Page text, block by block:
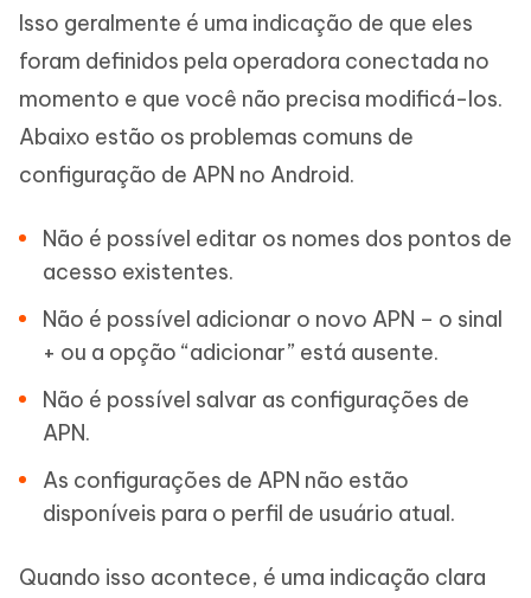
Isso geralmente é uma indicação de que eles
foram definidos pela operadora conectada no
momento e que você não precisa modificá-los.
Abaixo estão os problemas comuns de
configuração de APN no Android.
Não é possível editar os nomes dos pontos de
acesso existentes.
Não é possível adicionar o novo APN – o sinal
+ ou a opção “adicionar” está ausente.
Não é possível salvar as configurações de
APN.
As configurações de APN não estão
disponíveis para o perfil de usuário atual.
Quando isso acontece, é uma indicação clara